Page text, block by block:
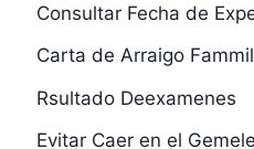
Consultar Fecha de
Carta de Arraigo
Rsultado Deexamenes
Evitar Caer en el